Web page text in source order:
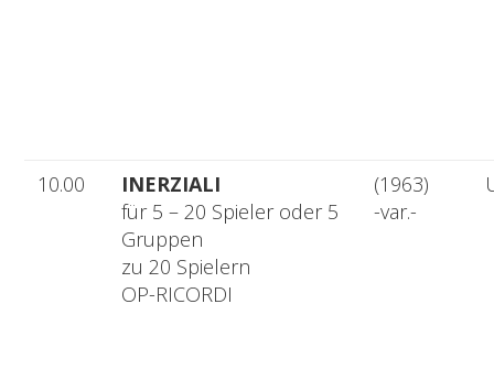
10.00
INERZIALI
für 5 – 20 Spieler oder 5
Gruppen
zu 20 Spielern
OP-RICORDI
(1963)
-var.-